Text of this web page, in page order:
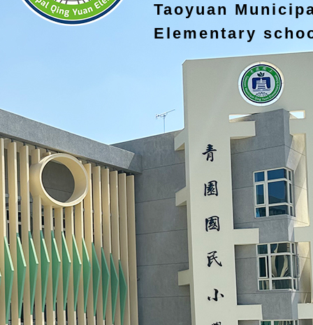
Taoyuan
Elementary